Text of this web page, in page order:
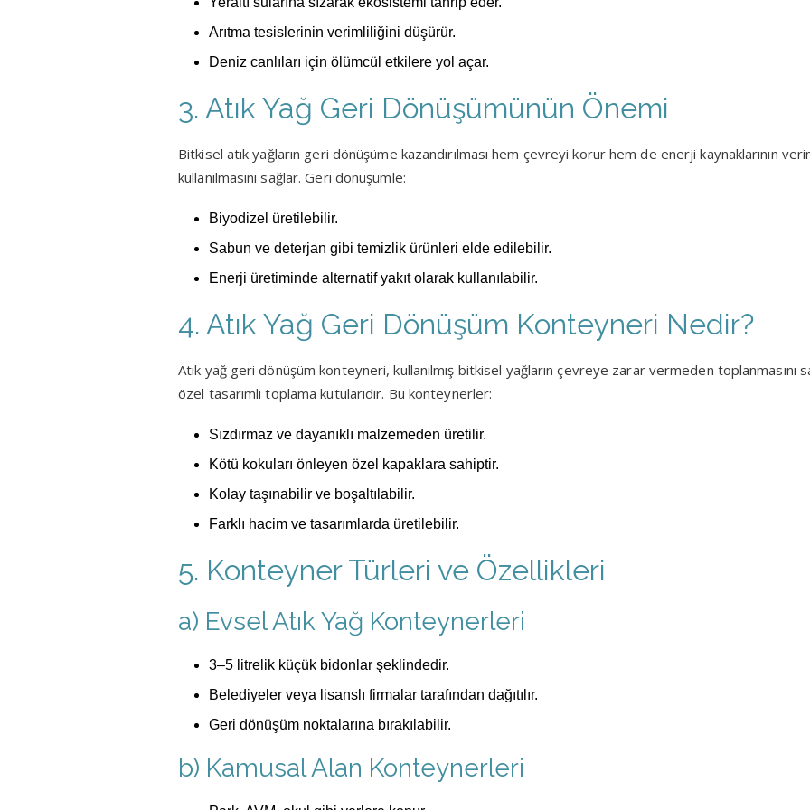
Arıtma tesislerinin verimliliğini düşürür.
Deniz canlıları için ölümcül etkilere yol açar.
3. Atık Yağ Geri Dönüşümünün Önemi
Bitkisel atık yağların geri dönüşüme kazandırılması hem çevreyi korur hem de enerji kaynaklarının
kullanılmasını sağlar. Geri dönüşümle:
Biyodizel üretilebilir.
Sabun ve deterjan gibi temizlik ürünleri elde edilebilir.
Enerji üretiminde alternatif yakıt olarak kullanılabilir.
4. Atık Yağ Geri Dönüşüm Konteyneri Nedir?
Atık yağ geri dönüşüm konteyneri, kullanılmış bitkisel yağların çevreye zarar vermeden toplanmasını
özel tasarımlı toplama kutularıdır. Bu konteynerler:
Sızdırmaz ve dayanıklı malzemeden üretilir.
Kötü kokuları önleyen özel kapaklara sahiptir.
Kolay taşınabilir ve boşaltılabilir.
Farklı hacim ve tasarımlarda üretilebilir.
5. Konteyner Türleri ve Özellikleri
a) Evsel Atık Yağ Konteynerleri
3–5 litrelik küçük bidonlar şeklindedir.
Belediyeler veya lisanslı firmalar tarafından dağıtılır.
Geri dönüşüm noktalarına bırakılabilir.
b) Kamusal Alan Konteynerleri